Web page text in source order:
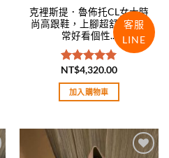
克裡斯提．魯佈托CL女士時
尚高跟鞋，上腳超舒服，非
常好看個性...
評分5.00
滿分 5
NT$4,320.00
加入購物車
客服
LINE